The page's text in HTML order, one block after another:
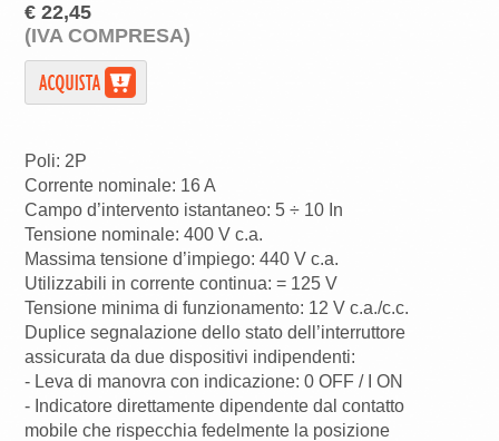
€ 22,45
(IVA COMPRESA)
Poli: 2P
Corrente nominale: 16 A
Campo d’intervento istantaneo: 5 ÷ 10 In
Tensione nominale: 400 V c.a.
Massima tensione d’impiego: 440 V c.a.
Utilizzabili in corrente continua: = 125 V
Tensione minima di funzionamento: 12 V c.a./c.c.
Duplice segnalazione dello stato dell’interruttore
assicurata da due dispositivi indipendenti:
- Leva di manovra con indicazione: 0 OFF / I ON
- Indicatore direttamente dipendente dal contatto
mobile che rispecchia fedelmente la posizione